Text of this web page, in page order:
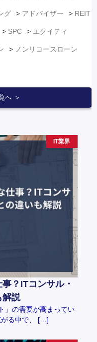
グ アドバイザー REIT
SPC エクイティ
ノンリコースローン
へ ＞
IT業界
？ITコンサル・
解説
」の需要が高まってい
がる中で、 […]